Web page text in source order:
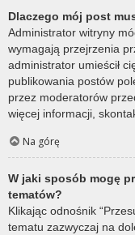
Dlaczego mój post
Administrator witryny
wymagają przejrzenia
administrator umieścił
publikowania postów
przez moderatorów
więcej informacji,
Na górę
W jaki sposób mogę
tematów?
Klikając odnośnik
tematu zazwyczaj na